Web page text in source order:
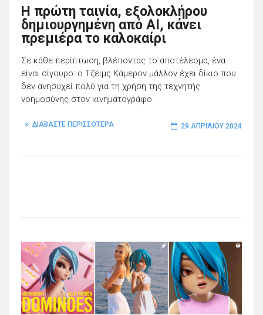
Η πρώτη ταινία, εξολοκλήρου
δημιουργημένη από AI, κάνει
πρεμιέρα το καλοκαίρι
Σε κάθε περίπτωση, βλέποντας το αποτέλεσμα, ένα
είναι σίγουρο: ο Τζέιμς Κάμερον μάλλον έχει δίκιο που
δεν ανησυχεί πολύ για τη χρήση της τεχνητής
νοημοσύνης στον κινηματογράφο.
ΔΙΑΒΑΣΤΕ ΠΕΡΙΣΣΟΤΕΡΑ 29 ΑΠΡΙΛΊΟΥ 2024